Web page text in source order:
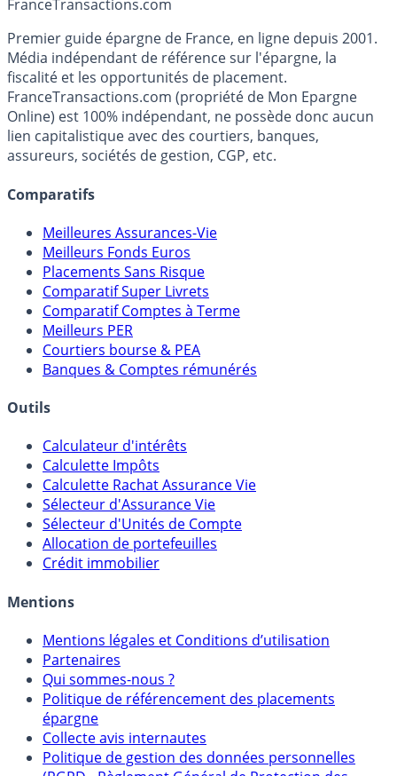
FranceTransactions.com
Premier guide épargne de France, en ligne depuis 2001.
Média indépendant de référence sur l'épargne, la
fiscalité et les opportunités de placement.
FranceTransactions.com (propriété de Mon Epargne
Online) est 100% indépendant, ne possède donc aucun
assureurs, sociétés de gestion, CGP, etc.
Comparatifs
Meilleures Assurances-Vie
Meilleurs Fonds Euros
Placements Sans Risque
Comparatif Super Livrets
Comparatif Comptes à Terme
Meilleurs PER
Banques & Comptes rémunérés
Outils
Calculateur d'intérêts
Calculette Impôts
Calculette Rachat Assurance Vie
Sélecteur d'Assurance Vie
Sélecteur d'Unités de Compte
Crédit immobilier
Mentions
Mentions légales et Conditions d’utilisation
Partenaires
Qui sommes-nous ?
Politique de référencement des placements
épargne